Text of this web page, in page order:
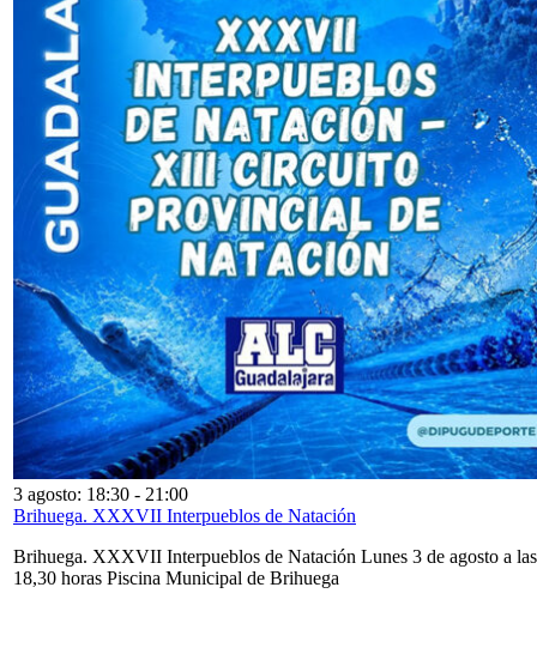
3 agosto: 18:30 - 21:00
Brihuega. XXXVII Interpueblos de Natación
Brihuega. XXXVII Interpueblos de Natación Lunes 3 de agosto a las
18,30 horas Piscina Municipal de Brihuega